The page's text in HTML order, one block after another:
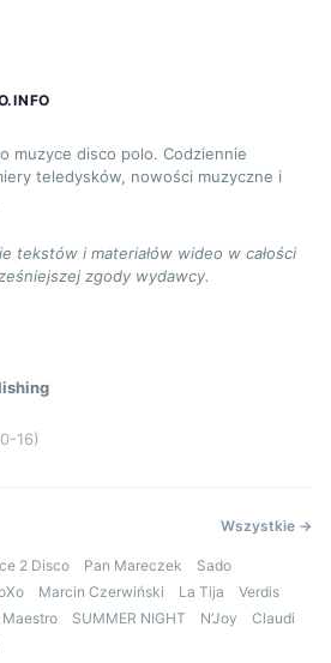
muzyce disco polo. Codziennie
teledysków, nowości muzyczne i
tekstów i materiałów wideo w całości
zgody wydawcy.
16)
Wszystkie →
2 Disco Pan Mareczek
Sado
Marcin Czerwiński La Tija
Verdis
Maestro SUMMER NIGHT N’Joy
Claudi